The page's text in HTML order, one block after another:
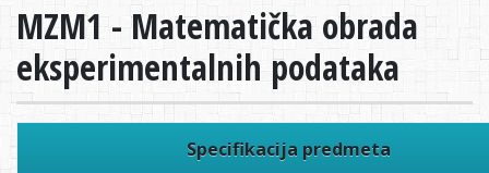
MZM1 - Matematička obrada
eksperimentalnih podataka
Specifikacija predmeta